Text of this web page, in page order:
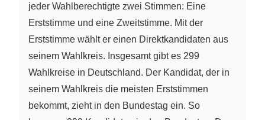
jeder Wahlberechtigte zwei Stimmen: Eine
Erststimme und eine Zweitstimme. Mit der
Erststimme wählt er einen Direktkandidaten aus
seinem Wahlkreis. Insgesamt gibt es 299
Wahlkreise in Deutschland. Der Kandidat, der in
seinem Wahlkreis die meisten Erststimmen
bekommt, zieht in den Bundestag ein. So